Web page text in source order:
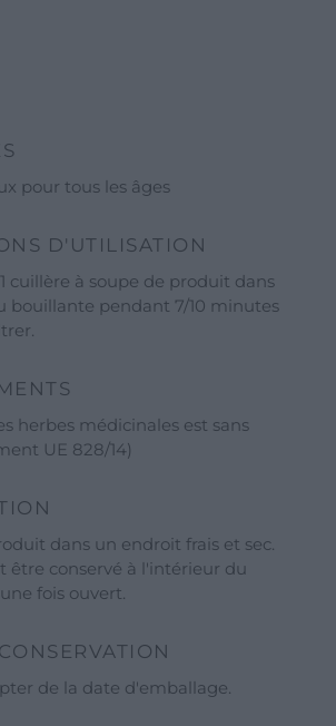
DÉTAILLANTS
visites
pour tous les âges
D'UTILISATION
cuillère à soupe de produit dans
bouillante pendant 7/10 minutes
herbes médicinales est sans
UE 828/14)
dans un endroit frais et sec.
être conservé à l'intérieur du
fois ouvert.
de la date d'emballage.